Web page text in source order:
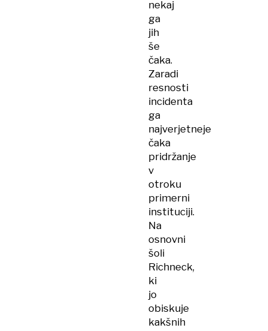
nekaj
ga
jih
še
čaka.
Zaradi
resnosti
incidenta
ga
najverjetneje
čaka
pridržanje
v
otroku
primerni
instituciji.
Na
osnovni
šoli
Richneck,
ki
jo
obiskuje
kakšnih